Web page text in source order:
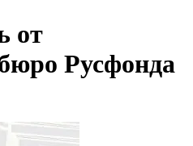
от
Русфонда